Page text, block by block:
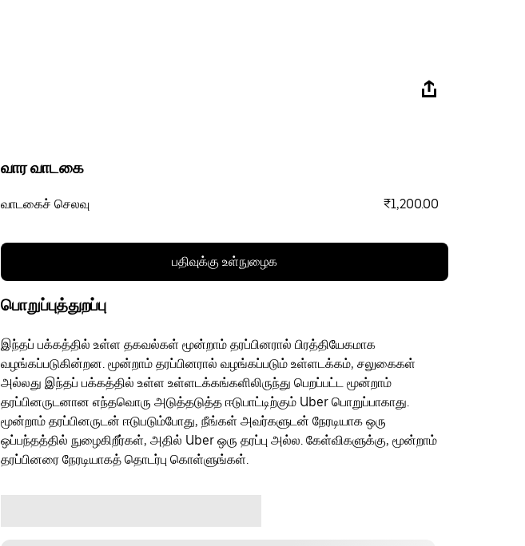
வார வாடகை
வாடகைச் செலவு ₹1,200.00
பதிவுக்கு உள்நுழைக
பொறுப்புத்துறப்பு
இந்தப் பக்கத்தில் உள்ள தகவல்கள் மூன்றாம் தரப்பினரால் பிரத்தியேகமாக
வழங்கப்படுகின்றன. மூன்றாம் தரப்பினரால் வழங்கப்படும் உள்ளடக்கம், சலுகைகள்
அல்லது இந்தப் பக்கத்தில் உள்ள உள்ளடக்கங்களிலிருந்து பெறப்பட்ட மூன்றாம்
தரப்பினருடனான எந்தவொரு அடுத்தடுத்த ஈடுபாட்டிற்கும் Uber பொறுப்பாகாது.
மூன்றாம் தரப்பினருடன் ஈடுபடும்போது, நீங்கள் அவர்களுடன் நேரடியாக ஒரு
ஒப்பந்தத்தில் நுழைகிறீர்கள், அதில் Uber ஒரு தரப்பு அல்ல. கேள்விகளுக்கு, மூன்றாம்
தரப்பினரை நேரடியாகத் தொடர்பு கொள்ளுங்கள்.